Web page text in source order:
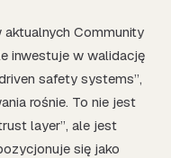
Community
inwestuje w walidację
safety systems”,
rośnie. To nie jest
layer”, ale jest
się jako